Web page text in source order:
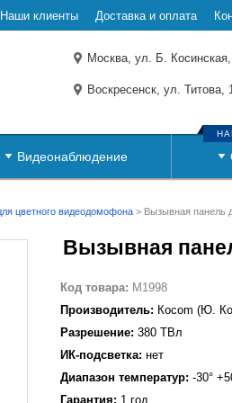
Наши клиенты Доставка и оплата
Москва, ул. Б.
Воскресенск, ул. Титова,
Видеонаблюдение
цветного видеодомофона > Вызывная панель
Вызывная
Код товара: M1998
Производитель: Кocom (Ю.
Разрешение: 380 ТВл
ИК-подсветка: нет
Диапазон температур: -30°
Гарантия: 1 год